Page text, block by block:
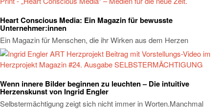
Heart Conscious Media: Ein Magazin für bewusste
Unternehmer:innen
Ein Magazin für Menschen, die ihr Wirken aus dem Herzen
Wenn innere Bilder beginnen zu leuchten – Die intuitive
Herzenskunst von Ingrid Engler
Selbstermächtigung zeigt sich nicht immer in Worten.Manchmal